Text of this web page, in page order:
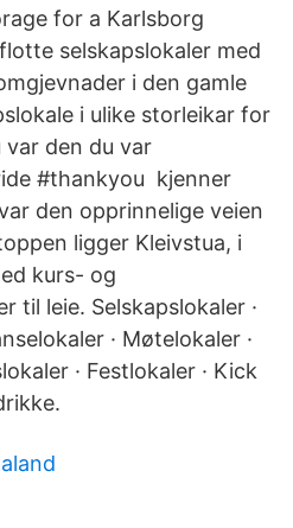
for a Karlsborg
selskapslokaler med
i den gamle
i ulike storleikar for
den du var
#thankyou kjenner
den opprinnelige veien
ligger Kleivstua, i
kurs- og
til leie. Selskapslokaler ·
· Møtelokaler ·
· Festlokaler · Kick